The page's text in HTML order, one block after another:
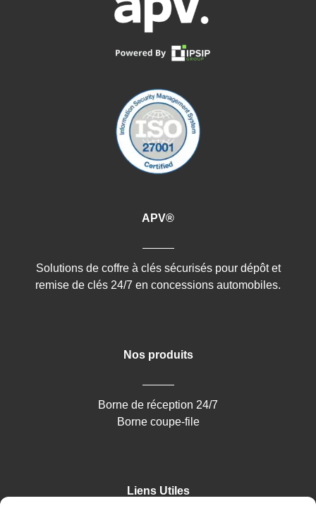
APV®
Solutions de coffre à clés sécurisés pour dépôt et
remise de clés 24/7 en concessions automobiles.
Nos produits
Borne de réception 24/7
Borne coupe-file
Liens Utiles